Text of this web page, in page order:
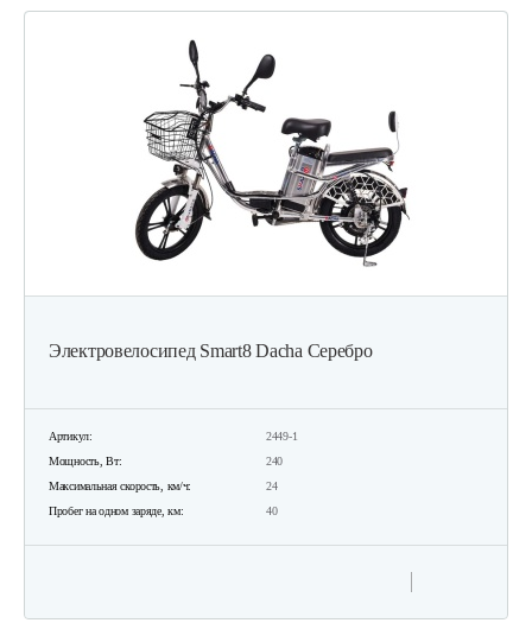
Электровелосипед Smart8 Dacha Серебро
Артикул:
2449-1
Мощность, Вт:
240
Максимальная скорость, км/ч:
24
Пробег на одном заряде, км:
40